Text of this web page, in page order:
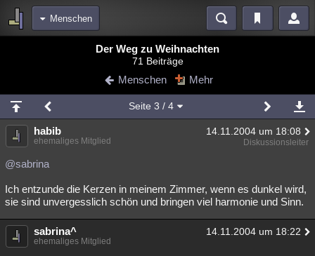
Menschen
Blogs
Chat Wiki Neuigkeiten
meine Rubriken
Menschen Mystery Kriminalfälle
Spiritualität
Natur Umfragen Unterhaltung
weitere Rubriken
Philosophie Literatur
Der Weg zu Weihnachten
71 Beiträge
Menschen Mehr
Seite 3 / 4
habib 14.11.2004 um 18:08
ehemaliges Mitglied Diskussionsleiter
@sabrina
Ich entzunde die Kerzen in meinem Zimmer, wenn es dunkel wird,
sie sind unvergesslich schön und bringen viel harmonie und Sinn.
sabrina^ 14.11.2004 um 18:22
ehemaliges Mitglied